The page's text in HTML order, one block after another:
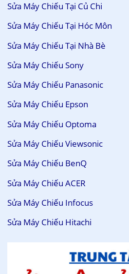
Sửa Máy Chiếu Tại Củ Chi
Sửa Máy Chiếu Tại Hóc Môn
Sửa Máy Chiếu Tại Nhà Bè
Sửa Máy Chiếu Sony
Sửa Máy Chiếu Panasonic
Sửa Máy Chiếu Epson
Sửa Máy Chiếu Optoma
Sửa Máy Chiếu Viewsonic
Sửa Máy Chiếu BenQ
Sửa Máy Chiếu ACER
Sửa Máy Chiếu Infocus
Sửa Máy Chiếu Hitachi